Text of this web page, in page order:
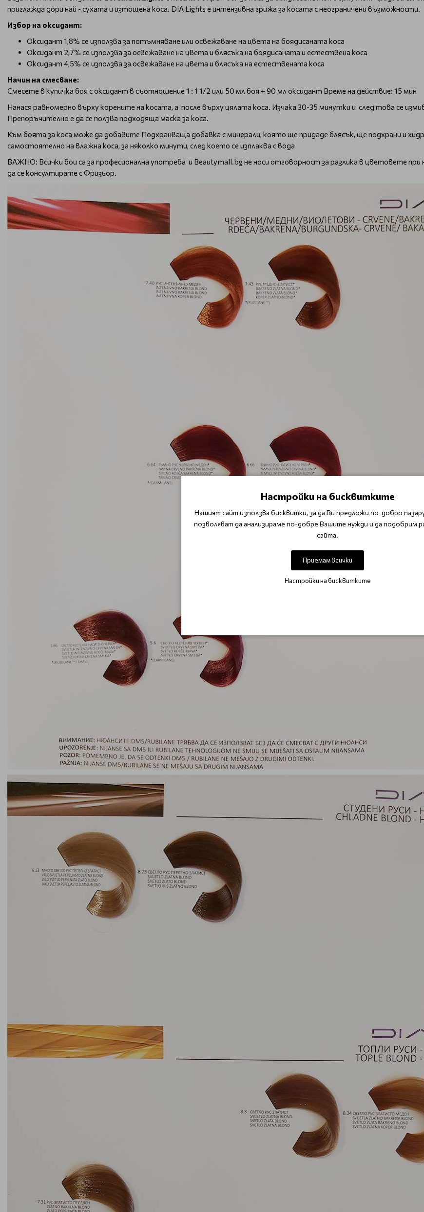
приглажда дори най - сухата и изтощена коса. DIA Lights е интензивна грижа за косата с неограничени възможности.
Избор на оксидант:
Оксидант 1,8% се използва за потъмняване или освежаване на цвета на боядисаната коса
Оксидант 2,7% се използва за освежаване на цвета и блясъка на боядисаната и естествена коса
Оксидант 4,5% се използва за освежаване на цвета и блясъка на естествената коса
Начин на смесване:
Смесете в купичка боя с оксидант в съотношение 1 : 1 1/2 или 50 мл боя + 90 мл оксидант Време на действие: 15 мин
Нанася равномерно върху корените на косата, а после върху цялата коса. Изчака 30-35 минутки и след това се
Препоръчително е да се ползва подходяща маска за коса.
Към боята за коса може да добавите Подхранваща добавка с минерали, която ще придаде блясък, ще подхрани и
самостоятелно на влажна коса, за няколко минути, след което се изплаква с вода
ВАЖНО: Всички бои са за професионална употреба и Beautymall.bg не носи отговорност за разлика в цветовете
да се консултирате с Фризьор.
Настройки на бисквитките
Нашият сайт използва бисквитки, за да Ви предложи по-добро
позволяват да анализираме по-добре Вашите нужди и да подобрим
сайта.
Приемам всички
Настройки на бисквитките